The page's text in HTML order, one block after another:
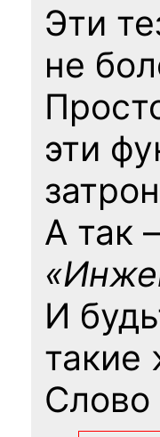
Эти
не
эти
А так
И
такие
Слово